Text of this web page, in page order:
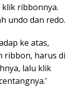
klik ribbonnya.
undo dan redo.
ke atas,
ribbon, harus di
lalu klik